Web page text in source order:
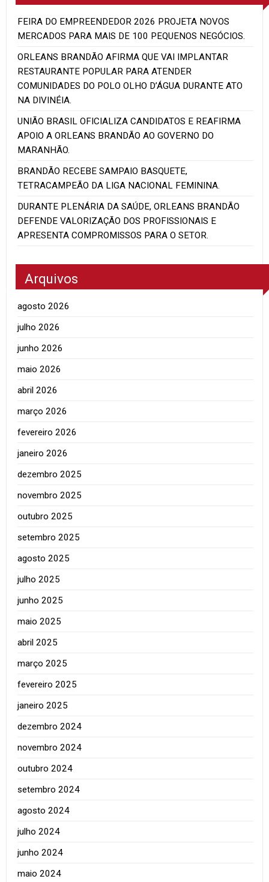
FEIRA DO EMPREENDEDOR 2026 PROJETA NOVOS
MERCADOS PARA MAIS DE 100 PEQUENOS NEGÓCIOS.
ORLEANS BRANDÃO AFIRMA QUE VAI IMPLANTAR
RESTAURANTE POPULAR PARA ATENDER
COMUNIDADES DO POLO OLHO D’ÁGUA DURANTE ATO
NA DIVINÉIA.
UNIÃO BRASIL OFICIALIZA CANDIDATOS E REAFIRMA
APOIO A ORLEANS BRANDÃO AO GOVERNO DO
MARANHÃO.
BRANDÃO RECEBE SAMPAIO BASQUETE,
TETRACAMPEÃO DA LIGA NACIONAL FEMININA.
DURANTE PLENÁRIA DA SAÚDE, ORLEANS BRANDÃO
DEFENDE VALORIZAÇÃO DOS PROFISSIONAIS E
APRESENTA COMPROMISSOS PARA O SETOR.
Arquivos
agosto 2026
julho 2026
junho 2026
maio 2026
abril 2026
março 2026
fevereiro 2026
janeiro 2026
dezembro 2025
novembro 2025
outubro 2025
setembro 2025
agosto 2025
julho 2025
junho 2025
maio 2025
abril 2025
março 2025
fevereiro 2025
janeiro 2025
dezembro 2024
novembro 2024
outubro 2024
setembro 2024
agosto 2024
julho 2024
junho 2024
maio 2024